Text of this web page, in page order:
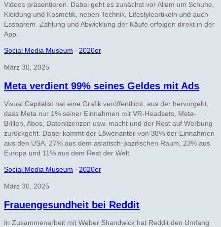
Videos präsentieren. Dabei geht es zunächst vor Allem um Schuhe,
Kleidung und Kosmetik, neben Technik, Lifestyleartikeln und auch
Essbarem. Zahlung und Abwicklung der Käufe erfolgen direkt in der
App.
Social Media Museum ⋅ 2020er
März 30, 2025
Meta verdient 99% seines Geldes mit Ads
Visual Capitalist hat eine Grafik veröffentlicht, aus der hervorgeht,
dass Meta nur 1% seiner Einnahmen mit VR-Headsets, Meta-
Brillen, Abos, Datenlizenzen usw. macht und der Rest auf Werbung
zurückgeht. Dabei kommt der Löwenanteil von 38% der Einnahmen
aus den USA, 27% aus dem asiatisch-pazifischen Raum, 23% aus
Europa und 11% aus dem Rest der Welt.
Social Media Museum ⋅ 2020er
März 30, 2025
Frauengesundheit bei Reddit
In Zusammenarbeit mit Weber Shandwick hat Reddit den Umfang